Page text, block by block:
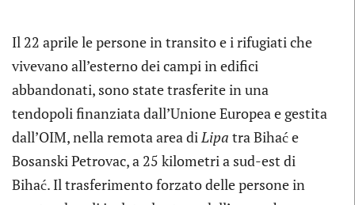
Il 22 aprile le persone in transito e i rifugiati che
vivevano all’esterno dei campi in edifici
abbandonati, sono state trasferite in una
tendopoli finanziata dall’Unione Europea e gestita
dall’OIM, nella remota area diLipa tra Bihać e
Bosanski Petrovac, a 25 kilometri a sud-est di
Bihać. Il trasferimento forzato delle persone in